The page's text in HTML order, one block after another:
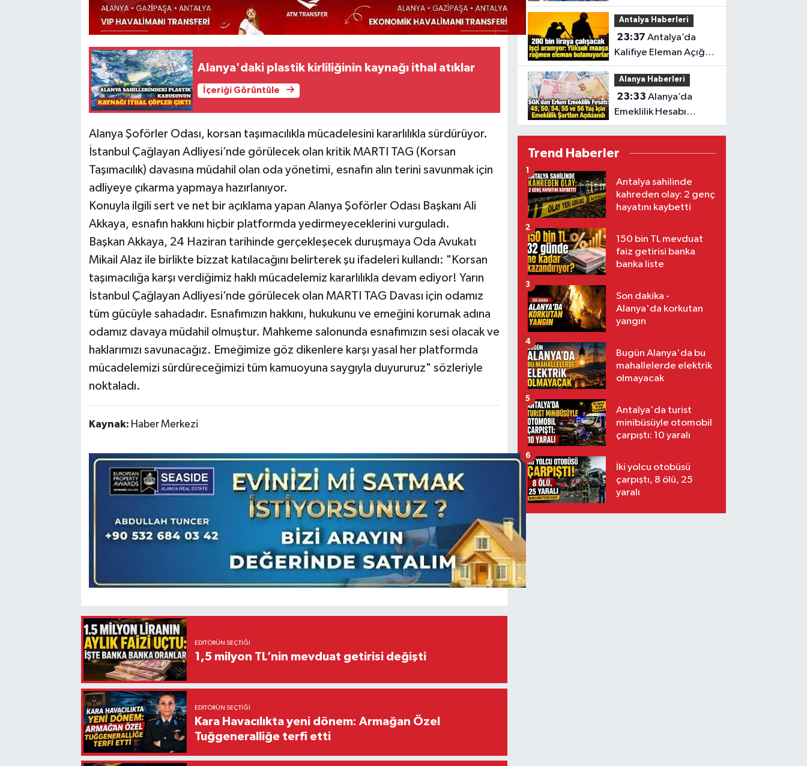
Alanya'daki plastik kirliliğinin kaynağı ithal atıklar
İçeriği Görüntüle
Alanya Şoförler Odası, korsan taşımacılıkla mücadelesini kararlılıkla sürdürüyor.
İstanbul Çağlayan Adliyesi’nde görülecek olan kritik MARTI TAG (Korsan
Taşımacılık) davasına müdahil olan oda yönetimi, esnafın alın terini savunmak için
adliyeye çıkarma yapmaya hazırlanıyor.
Konuyla ilgili sert ve net bir açıklama yapan Alanya Şoförler Odası Başkanı Ali
Akkaya, esnafın hakkını hiçbir platformda yedirmeyeceklerini vurguladı.
Başkan Akkaya, 24 Haziran tarihinde gerçekleşecek duruşmaya Oda Avukatı
Mikail Alaz ile birlikte bizzat katılacağını belirterek şu ifadeleri kullandı: "Korsan
taşımacılığa karşı verdiğimiz haklı mücadelemiz kararlılıkla devam ediyor! Yarın
İstanbul Çağlayan Adliyesi’nde görülecek olan MARTI TAG Davası için odamız
tüm gücüyle sahadadır. Esnafımızın hakkını, hukukunu ve emeğini korumak adına
odamız davaya müdahil olmuştur. Mahkeme salonunda esnafımızın sesi olacak ve
haklarımızı savunacağız. Emeğimize göz dikenlere karşı yasal her platformda
mücadelemizi sürdüreceğimizi tüm kamuoyuna saygıyla duyururuz" sözleriyle
noktaladı.
Kaynak: Haber Merkezi
EDITÖRÜN SEÇTIĞI
1,5 milyon TL’nin mevduat getirisi değişti
EDITÖRÜN SEÇTIĞI
Kara Havacılıkta yeni dönem: Armağan Özel
Tuğgeneralliğe terfi etti
Antalya ilk sıralarda
Antalya Haberleri
23:37 Antalya’da
Kalifiye Eleman Açığı
Sektörleri Zorluyor
Alanya Haberleri
23:33 Alanya’da
Emeklilik Hesabı
Yapanlar İçin Kritik Yaş
Trend Haberler
Antalya sahilinde
kahreden olay: 2 genç
hayatını kaybetti
1
150 bin TL mevduat
faiz getirisi banka
banka liste
2
Son dakika -
Alanya'da korkutan
yangın
3
Bugün Alanya'da bu
mahallelerde elektrik
olmayacak
4
Antalya'da turist
minibüsüyle otomobil
çarpıştı: 10 yaralı
5
İki yolcu otobüsü
çarpıştı, 8 ölü, 25
yaralı
6